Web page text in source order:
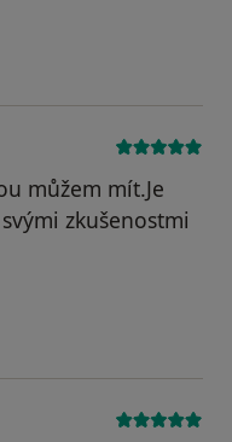
Váš účet byl odstraněn
můžem mít.Je
zkušenostmi
Váš účet byl odstraněn